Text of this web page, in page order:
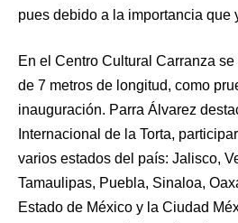
pues debido a la importancia que
En el Centro Cultural Carranza
de 7 metros de longitud, como
inauguración. Parra Álvarez
Internacional de la Torta,
varios estados del país: Jalisco,
Tamaulipas, Puebla, Sinaloa,
Estado de México y la Ciudad